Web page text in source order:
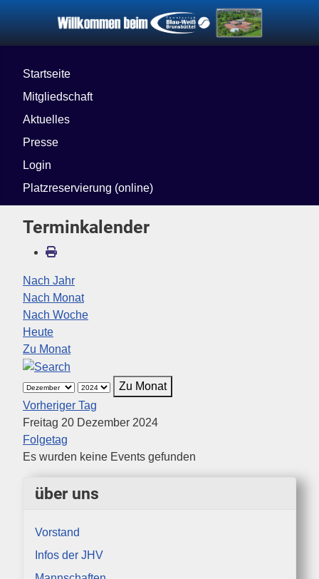
Startseite
Mitgliedschaft
Aktuelles
Presse
Login
Platzreservierung (online)
Terminkalender
Nach Jahr
Nach Monat
Nach Woche
Heute
Zu Monat
Zu Monat
Vorheriger Tag
Freitag 20 Dezember 2024
Folgetag
Es wurden keine Events gefunden
über uns
Vorstand
Infos der JHV